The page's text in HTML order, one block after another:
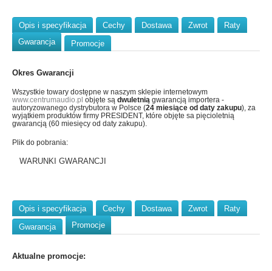
Opis i specyfikacja Cechy Dostawa Zwrot
Raty
Gwarancja
Promocje
Okres Gwarancji
Wszystkie towary dostępne w naszym sklepie internetowym
www.centrumaudio.pl objęte są dwuletnią gwarancją importera -
autoryzowanego dystrybutora w Polsce (24 miesiące od daty zakupu), za
wyjątkiem produktów firmy PRESIDENT, które objęte sa pięcioletnią
gwarancją (60 miesięcy od daty zakupu).
Plik do pobrania:
WARUNKI GWARANCJI
Opis i specyfikacja Cechy Dostawa Zwrot
Raty
Gwarancja
Promocje
Aktualne promocje: